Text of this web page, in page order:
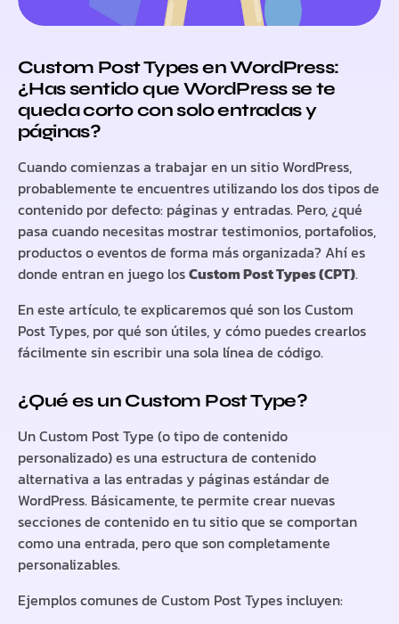
Custom Post Types en WordPress:
¿Has sentido que WordPress se te
queda corto con solo entradas y
páginas?
Cuando comienzas a trabajar en un sitio WordPress,
probablemente te encuentres utilizando los dos tipos de
contenido por defecto: páginas y entradas. Pero, ¿qué
pasa cuando necesitas mostrar testimonios, portafolios,
productos o eventos de forma más organizada? Ahí es
donde entran en juego losCustom Post Types (CPT).
En este artículo, te explicaremos qué son los Custom
Post Types, por qué son útiles, y cómo puedes crearlos
fácilmente sin escribir una sola línea de código.
¿Qué es un Custom Post Type?
UnCustom Post Type (o tipo de contenido
personalizado) es una estructura de contenido
alternativa a las entradas y páginas estándar de
WordPress. Básicamente, te permite crear nuevas
secciones de contenido en tu sitio que se comportan
como una entrada, pero que son completamente
personalizables.
Ejemplos comunes de Custom Post Types incluyen: